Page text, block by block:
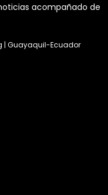
acompañado de
| Guayaquil-Ecuador